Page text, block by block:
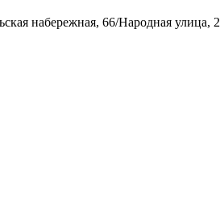
набережная, 66/Народная улица, 2